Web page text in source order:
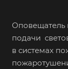
Оповещатель
подачи
в системах